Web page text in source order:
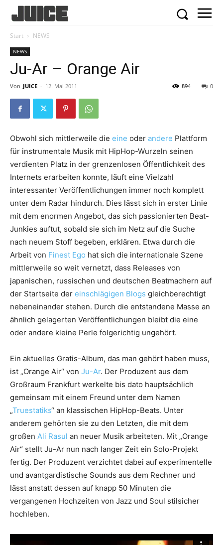
Start NEWS
NEWS
Ju-Ar – Orange Air
Von JUICE - 12. Mai 2011 0
894
Obwohl sich mittlerweile die eine oder andere Plattform
für instrumentale Musik mit HipHop-Wurzeln seinen
verdienten Platz in der grenzenlosen Öffentlichkeit des
Internets erarbeiten konnte, läuft eine Vielzahl
interessanter Veröffentlichungen immer noch komplett
unter dem Radar hindurch. Dies lässt sich in erster Linie
mit dem enormen Angebot, das sich passionierten Beat-
Junkies auftut, sobald sie sich im Netz auf die Suche
nach neuem Stoff begeben, erklären. Etwa durch die
Arbeit von Finest Ego hat sich die internationale Szene
mittlerweile so weit vernetzt, dass Releases von
japanischen, russischen und deutschen Beatmachern auf
der Startseite der einschlägigen Blogs gleichberechtigt
nebeneinander stehen. Durch die entstandene Masse an
ähnlich gelagerten Veröffentlichungen bleibt die eine
oder andere kleine Perle folgerichtig ungehört.
Ein aktuelles Gratis-Album, das man gehört haben muss,
ist „Orange Air“ von Ju-Ar. Der Produzent aus dem
Großraum Frankfurt werkelte bis dato hauptsächlich
gemeinsam mit einem Freund unter dem Namen
„Truestatiks“ an klassischen HipHop-Beats. Unter
anderem gehörten sie zu den Letzten, die mit dem
großen Ali Rasul an neuer Musik arbeiteten. Mit „Orange
Air“ stellt Ju-Ar nun nach langer Zeit ein Solo-Projekt
fertig. Der Produzent verzichtet dabei auf experimentelle
und avantgardistische Sounds aus dem Rechner und
lässt anstatt dessen auf knapp 50 Minuten die
vergangenen Hochzeiten von Jazz und Soul stilsicher
hochleben.